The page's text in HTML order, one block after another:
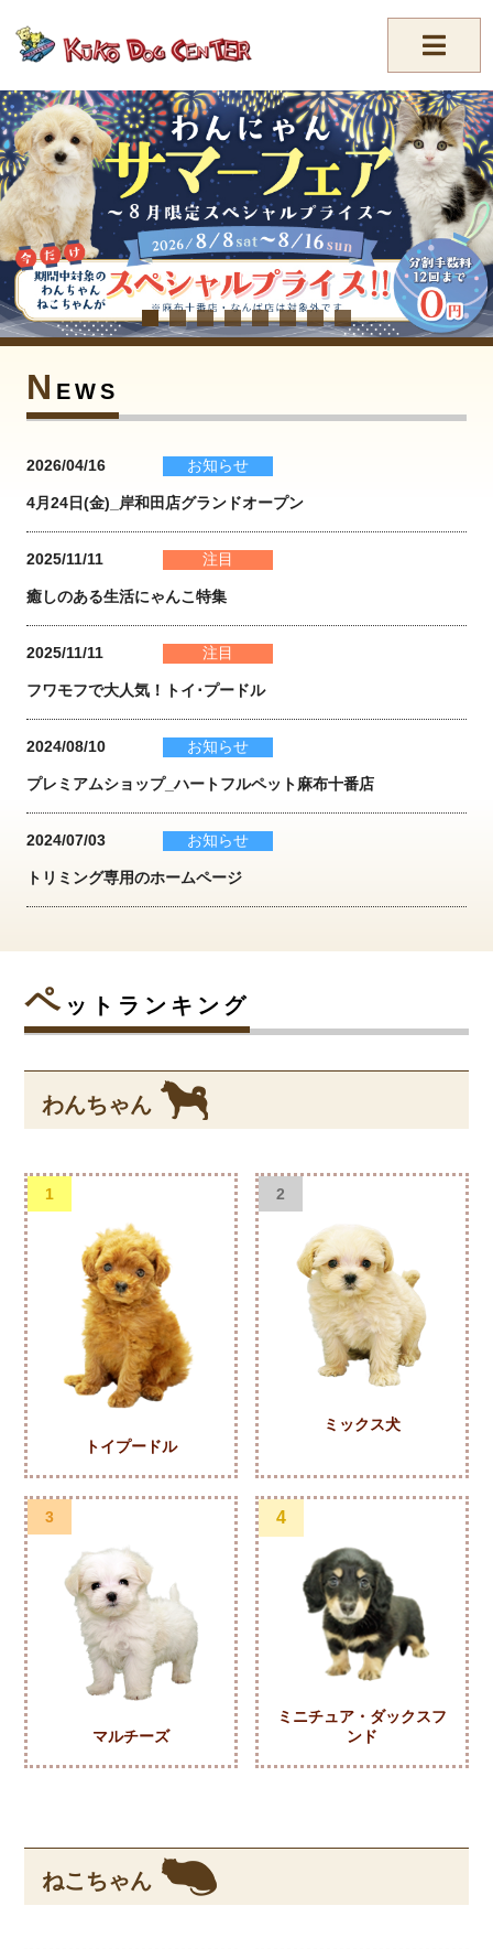
//-->
N EWS
2026/04/16 お知らせ
4月24日(金)_岸和田店グランドオープン
2025/11/11 注目
癒しのある生活にゃんこ特集
2025/11/11 注目
フワモフで大人気！トイ･プードル
2024/08/10 お知らせ
プレミアムショップ_ハートフルペット麻布十番店
2024/07/03 お知らせ
トリミング専用のホームページ
ペ ットランキング
わんちゃん
1
トイプードル
2
ミックス犬
3
マルチーズ
4
ミニチュア・ダックスフ
ンド
ねこちゃん